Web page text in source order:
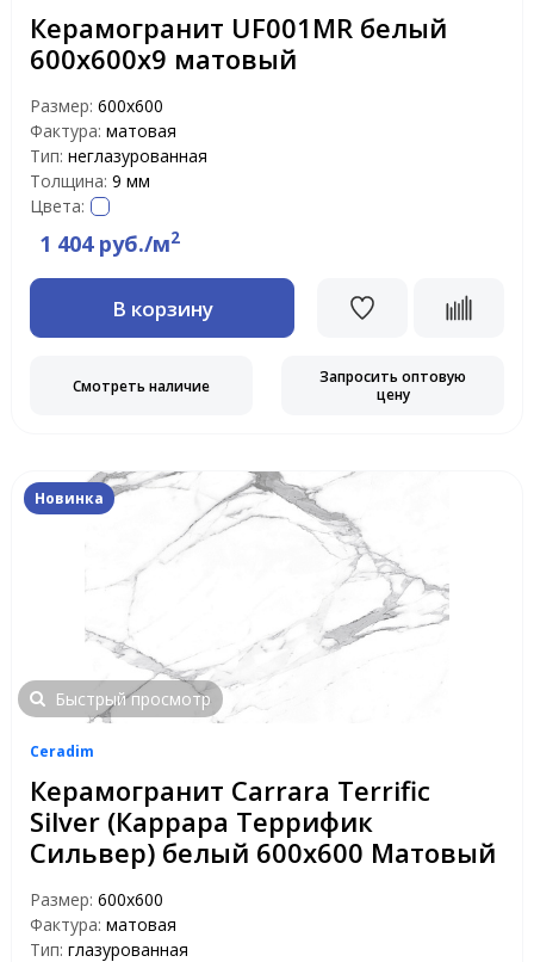
Керамогранит UF001MR белый
600х600х9 матовый
Размер: 600х600
Фактура: матовая
Тип: неглазурованная
Толщина: 9 мм
Цвета:
1 404 руб./м2
В корзину
Смотреть наличие
Запросить оптовую
цену
Новинка
Быстрый просмотр
Ceradim
Керамогранит Carrara Terrific
Silver (Каррара Террифик
Сильвер) белый 600х600 Матовый
Размер: 600х600
Фактура: матовая
Тип: глазурованная